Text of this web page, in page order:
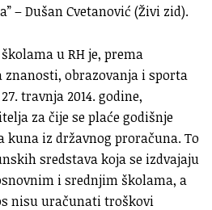
– Dušan Cvetanović (Živi zid).
u RH je, prema
obrazovanja i sporta
travnja 2014. godine,
za čije se plaće godišnje
kuna iz državnog proračuna. To
sredstava koja se izdvajaju
i srednjim školama, a
nisu uračunati troškovi